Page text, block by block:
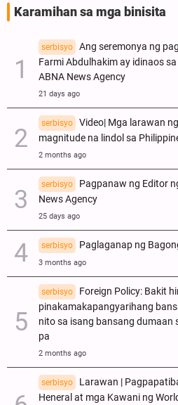
Karamihan sa mga binisita
serbisyo
Ang seremonya ng
Farmi Abdulhakim ay idinaos
ABNA News Agency
21 days ago
serbisyo
Video| Mga larawan
magnitude na lindol sa
2 months ago
serbisyo
Pagpanaw ng Editor
News Agency
25 days ago
serbisyo Paglaganap ng
3 months ago
serbisyo
Foreign Policy: Bakit
pinakamakapangyarihang
nito sa isang bansang dumaan
pa
2 months ago
serbisyo
Larawan |
Heneral at mga Kawani ng